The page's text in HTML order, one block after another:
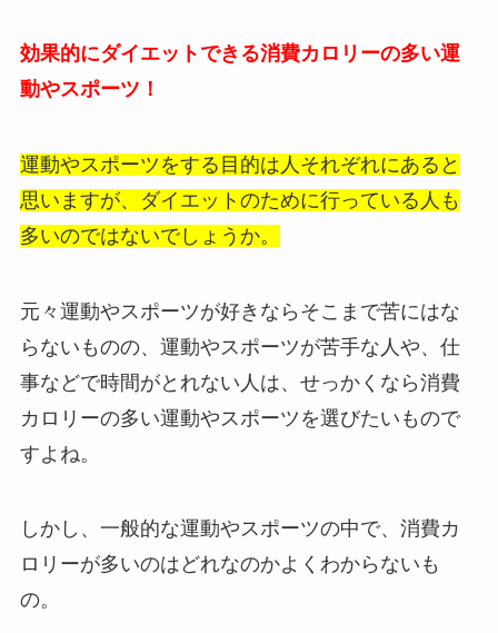
効果的にダイエットできる消費カロリーの多い運
動やスポーツ！
運動やスポーツをする目的は人それぞれにあると
思いますが、ダイエットのために行っている人も
多いのではないでしょうか。
元々運動やスポーツが好きならそこまで苦にはな
らないものの、運動やスポーツが苦手な人や、仕
事などで時間がとれない人は、せっかくなら消費
カロリーの多い運動やスポーツを選びたいもので
すよね。
しかし、一般的な運動やスポーツの中で、消費カ
ロリーが多いのはどれなのかよくわからないも
の。